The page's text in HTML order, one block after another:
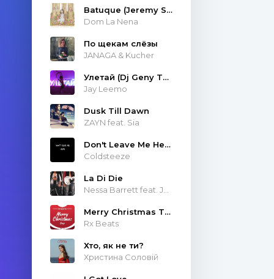
Batuque (Jeremy Sole & Atropolis Remix)
Dom La Nena
По щекам слёзы
JANAGA & Kucher
Улетай (Dj Geny Tur & Techno Project Remix)
Jay Leemo
Dusk Till Dawn
ZAYN feat. Sia
Don't Leave Me Here
Coldsteeze
La Di Die
Merry Christmas Trap
Rx Beats
Хто, як не ти?
Христина Соловій